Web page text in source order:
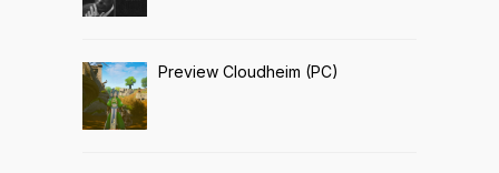
Preview Cloudheim (PC)